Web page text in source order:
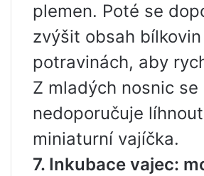
plemen. Poté se
zvýšit obsah
potravinách, aby
Z mladých nosnic se
nedoporučuje
miniaturní vajíčka.
7. Inkubace vajec: